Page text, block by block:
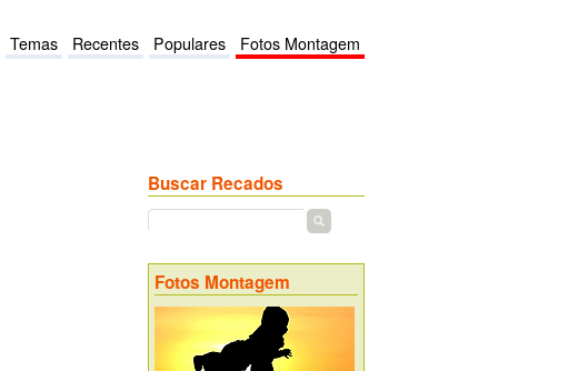
Temas Recentes Populares Fotos Montagem
Buscar Recados
Fotos Montagem